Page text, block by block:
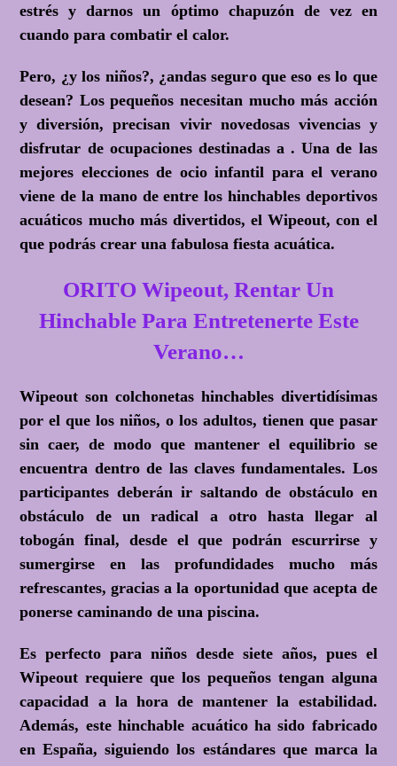
estrés y darnos un óptimo chapuzón de vez en
cuando para combatir el calor.
Pero, ¿y los niños?, ¿andas seguro que eso es lo que
desean? Los pequeños necesitan mucho más acción
y diversión, precisan vivir novedosas vivencias y
disfrutar de ocupaciones destinadas a . Una de las
mejores elecciones de ocio infantil para el verano
viene de la mano de entre los hinchables deportivos
acuáticos mucho más divertidos, el Wipeout, con el
que podrás crear una fabulosa fiesta acuática.
ORITO Wipeout, Rentar Un
Hinchable Para Entretenerte Este
Verano…
Wipeout son colchonetas hinchables divertidísimas
por el que los niños, o los adultos, tienen que pasar
sin caer, de modo que mantener el equilibrio se
encuentra dentro de las claves fundamentales. Los
participantes deberán ir saltando de obstáculo en
obstáculo de un radical a otro hasta llegar al
tobogán final, desde el que podrán escurrirse y
sumergirse en las profundidades mucho más
refrescantes, gracias a la oportunidad que acepta de
ponerse caminando de una piscina.
Es perfecto para niños desde siete años, pues el
Wipeout requiere que los pequeños tengan alguna
capacidad a la hora de mantener la estabilidad.
Además, este hinchable acuático ha sido fabricado
en España, siguiendo los estándares que marca la